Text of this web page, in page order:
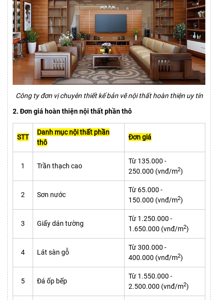
Công ty đơn vị chuyên thiết kế bản vẽ nội thất hoàn thiện uy tín
2. Đơn giá hoàn thiện nội thất phần thô
STT
Danh mục nội thất phần
thô
Đơn giá
1 Trần thạch cao
Từ 135.000 -
250.000 (vnđ/m2)
2 Sơn nước
Từ 65.000 -
150.000 (vnđ/m2)
3 Giấy dán tường
Từ 1.250.000 -
1.650.000 (vnđ/m2)
4 Lát sàn gỗ
Từ 300.000 -
400.000 (vnđ/m2)
5 Đá ốp bếp
Từ 1.550.000 -
2.500.000 (vnđ/m2)